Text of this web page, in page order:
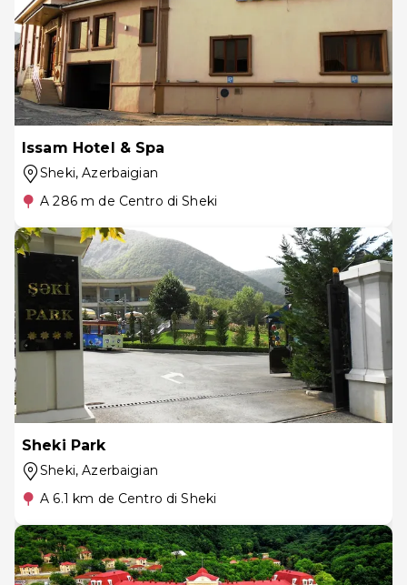
Issam Hotel & Spa
Sheki, Azerbaigian
A 286 m de Centro di Sheki
Sheki Park
Sheki, Azerbaigian
A 6.1 km de Centro di Sheki